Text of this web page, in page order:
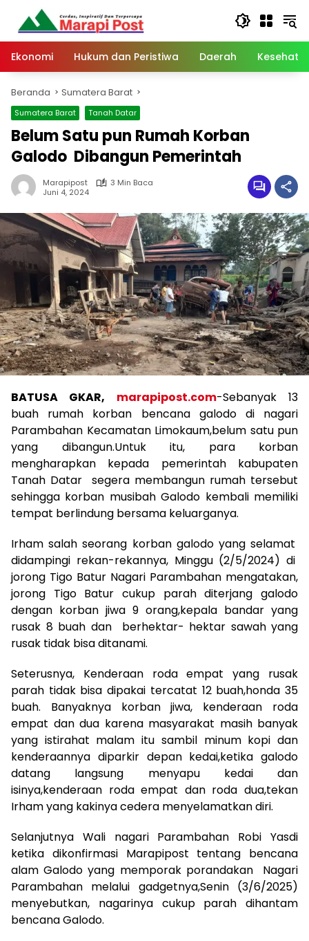
Langsung
konten
Ekonomi
Hukum dan Peristiwa Daerah
Beranda Sumatera Barat
Sumatera Barat Tanah Datar
Belum Satu pun Rumah Korban
Galodo Dibangun Pemerintah
Marapipost
3 Min Baca
Juni 4, 2024
BATUSA GKAR, marapipost.com-Sebanyak 13
buah rumah korban bencana galodo di nagari
Parambahan Kecamatan Limokaum,belum satu pun
yang dibangun.Untuk itu, para korban
mengharapkan kepada pemerintah kabupaten
Tanah Datar segera membangun rumah tersebut
sehingga korban musibah Galodo kembali memiliki
tempat berlindung bersama keluarganya.
Irham salah seorang korban galodo yang selamat
didampingi rekan-rekannya, Minggu (2/5/2024) di
jorong Tigo Batur Nagari Parambahan mengatakan,
jorong Tigo Batur cukup parah diterjang galodo
dengan korban jiwa 9 orang,kepala bandar yang
rusak 8 buah dan berhektar- hektar sawah yang
rusak tidak bisa ditanami.
Seterusnya, Kenderaan roda empat yang rusak
parah tidak bisa dipakai tercatat 12 buah,honda 35
buah. Banyaknya korban jiwa, kenderaan roda
empat dan dua karena masyarakat masih banyak
yang istirahat malam itu sambil minum kopi dan
kenderaannya diparkir depan kedai,ketika galodo
datang langsung menyapu kedai dan
isinya,kenderaan roda empat dan roda dua,tekan
Irham yang kakinya cedera menyelamatkan diri.
Selanjutnya Wali nagari Parambahan Robi Yasdi
ketika dikonfirmasi Marapipost tentang bencana
alam Galodo yang memporak porandakan Nagari
Parambahan melalui gadgetnya,Senin (3/6/2025)
menyebutkan, nagarinya cukup parah dihantam
bencana Galodo.